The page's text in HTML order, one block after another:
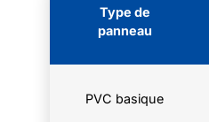
Type de
panneau
PVC basique